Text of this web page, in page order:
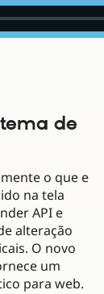
de
o que e
na tela
API e
alteração
O novo
um
para web.